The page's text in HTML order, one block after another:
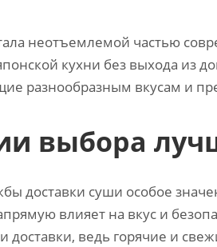
неотъемлемой частью
кухни без выхода из
разнообразным вкусам и
выбора
доставки суши особое
влияет на вкус и
доставки‚ ведь горячие и